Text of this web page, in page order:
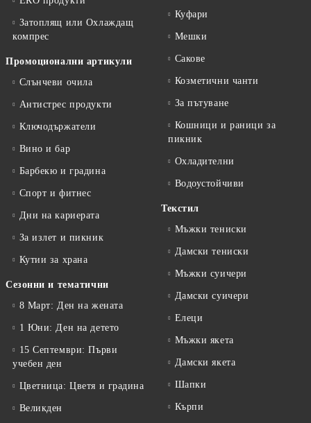
Затоплящ или Охлаждащ
компрес
Промоционални артикули
Слънчеви очила
Антистрес продукти
Ключодържатели
Вино и бар
Барбекю и градина
Спорт и фитнес
Дни на кариерата
За излет и пикник
Кутии за храна
Сезонни и тематични
8 Март: Ден на жената
1 Юни: Ден на детето
15 Септември: Първи
учебен ден
Цветница: Цветя и градина
Великден
Куфари
Мешки
Сакове
Козметични чанти
За пътуване
Кошници и раници за
пикник
Охладителни
Водоустойчиви
Текстил
Мъжки тениски
Дамски тениски
Мъжки суичери
Дамски суичери
Елеци
Мъжки якета
Дамски якета
Шапки
Кърпи